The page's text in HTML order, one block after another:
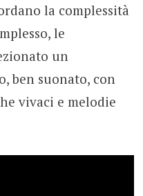
la complessità
le
un
ben suonato, con
vivaci e melodie